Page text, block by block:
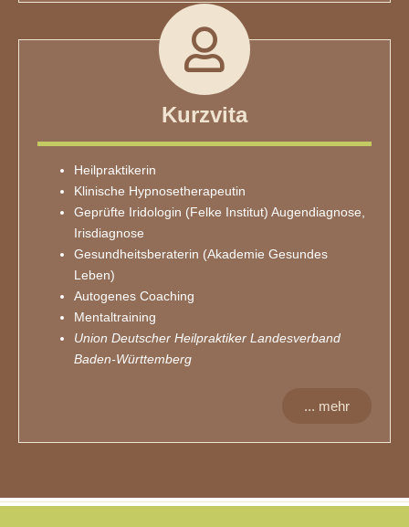
Kurzvita
Heilpraktikerin
Klinische Hypnosetherapeutin
Geprüfte Iridologin (Felke Institut) Augendiagnose,
Irisdiagnose
Gesundheitsberaterin (Akademie Gesundes
Leben)
Autogenes Coaching
Mentaltraining
Union Deutscher Heilpraktiker Landesverband
Baden-Württemberg
... mehr